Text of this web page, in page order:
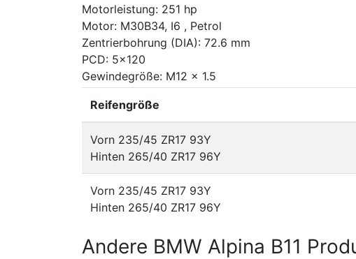
Motorleistung: 251 hp
Motor: M30B34, I6 , Petrol
Zentrierbohrung (DIA): 72.6 mm
PCD: 5x120
Gewindegröße: M12 x 1.5
Reifengröße
Vorn 235/45 ZR17 93Y
Hinten 265/40 ZR17 96Y
Vorn 235/45 ZR17 93Y
Hinten 265/40 ZR17 96Y
Andere BMW Alpina B11